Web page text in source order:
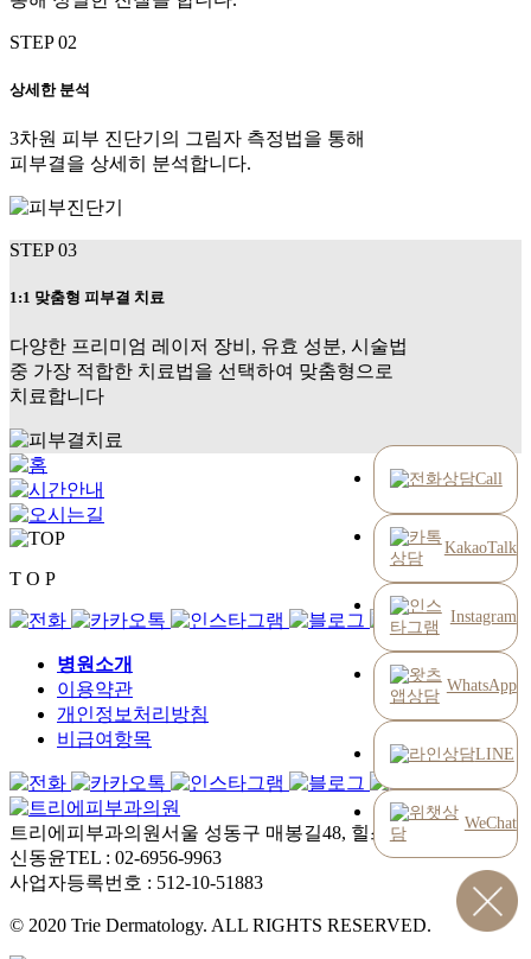
STEP 02
상세한 분석
3차원 피부 진단기의 그림자 측정법을 통해
피부결을 상세히 분석합니다.
STEP 03
1:1 맞춤형 피부결 치료
다양한 프리미엄 레이저 장비, 유효 성분, 시술법
중 가장 적합한 치료법을 선택하여 맞춤형으로
치료합니다
Call
KakaoTalk
Instagram
WhatsApp
LINE
WeChat
T O P
병원소개
이용약관
개인정보처리방침
비급여항목
트리에피부과의원서울 성동구 매봉길48, 힐스타운 2층
대표 :
신동윤TEL : 02-6956-9963
사업자등록번호 : 512-10-51883
© 2020 Trie Dermatology. ALL RIGHTS RESERVED.